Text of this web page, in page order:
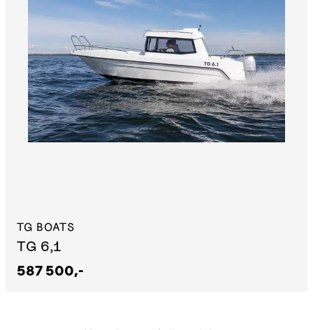
TG BOATS
TG 6,1
587 500,-